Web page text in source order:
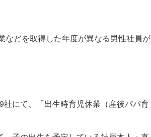
どを取得した年度が異なる男性社員が
社にて、「出生時育児休業（産後パパ育